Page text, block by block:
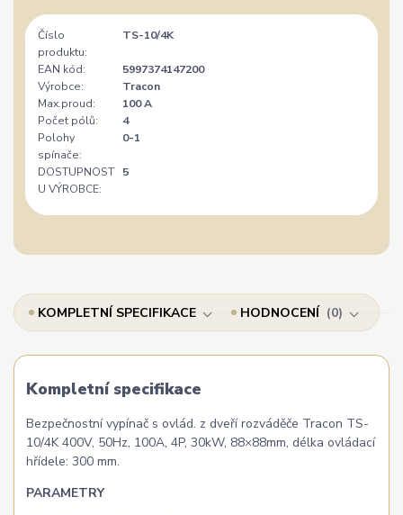
Číslo
produktu:
TS-10/4K
EAN kód:
5997374147200
Výrobce:
Tracon
Max.proud:
100 A
Počet pólů:
4
Polohy
spínače:
0-1
DOSTUPNOST
U VÝROBCE:
5
KOMPLETNÍ SPECIFIKACE HODNOCENÍ 0
Kompletní specifikace
Bezpečnostní vypínač s ovlád. z dveří rozváděče Tracon TS-
10/4K 400V, 50Hz, 100A, 4P, 30kW, 88×88mm, délka ovládací
hřídele: 300 mm.
PARAMETRY